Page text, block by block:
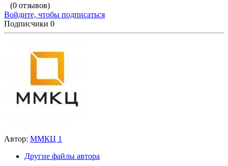
(0 отзывов)
Войдите, чтобы подписаться
Подписчики 0
Автор: ММКЦ 1
Другие файлы автора